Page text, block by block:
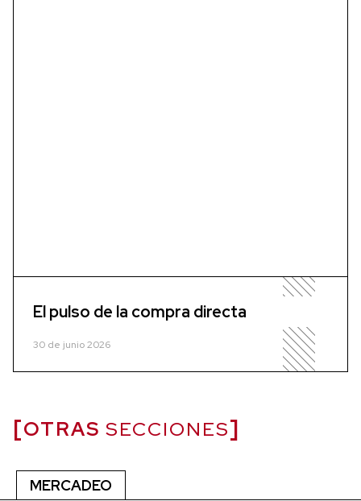
El pulso de la compra directa
30 de junio 2026
OTRAS SECCIONES
MERCADEO